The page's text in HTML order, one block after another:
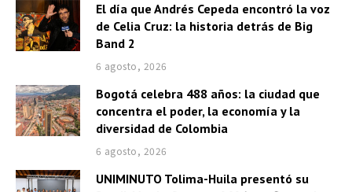
El día que Andrés Cepeda encontró la voz
de Celia Cruz: la historia detrás de Big
Band 2
6 agosto, 2026
Bogotá celebra 488 años: la ciudad que
concentra el poder, la economía y la
diversidad de Colombia
6 agosto, 2026
UNIMINUTO Tolima-Huila presentó su